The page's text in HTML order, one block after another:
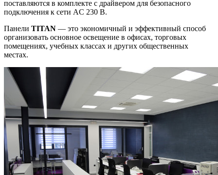
поставляются в комплекте с драйвером для безопасного
подключения к сети AC 230 В.
Панели TITAN — это экономичный и эффективный способ
организовать основное освещение в офисах, торговых
помещениях, учебных классах и других общественных
местах.